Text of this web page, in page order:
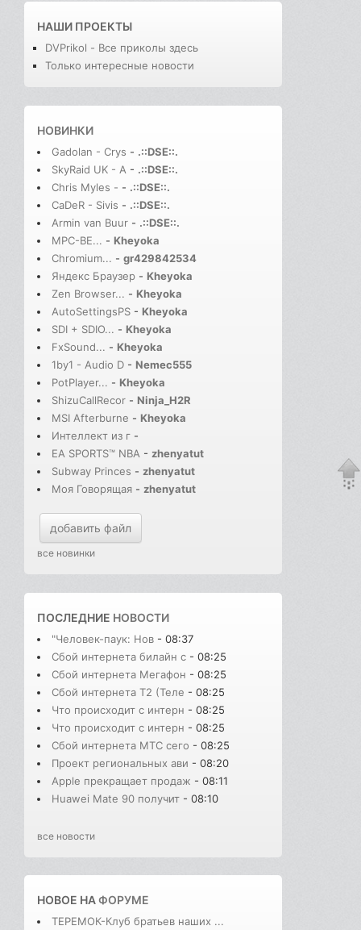
НАШИ ПРОЕКТЫ
DVPrikol - Все приколы здесь
Только интересные новости
НОВИНКИ
Gadolan - Crys - .::DSE::.
SkyRaid UK - A - .::DSE::.
Chris Myles - - .::DSE::.
CaDeR - Sivis - .::DSE::.
Armin van Buur - .::DSE::.
MPC-BE... - Kheyoka
Chromium... - gr429842534
Яндекс Браузер - Kheyoka
Zen Browser... - Kheyoka
AutoSettingsPS - Kheyoka
SDI + SDIO... - Kheyoka
FxSound... - Kheyoka
1by1 - Audio D - Nemec555
PotPlayer... - Kheyoka
ShizuCallRecor - Ninja_H2R
MSI Afterburne - Kheyoka
Интеллект из г -
EA SPORTS™ NBA - zhenyatut
Subway Princes - zhenyatut
Моя Говорящая - zhenyatut
добавить файл
все новинки
ПОСЛЕДНИЕ НОВОСТИ
"Человек-паук: Нов - 08:37
Сбой интернета билайн с - 08:25
Сбой интернета Мегафон - 08:25
Сбой интернета T2 (Теле - 08:25
Что происходит с интерн - 08:25
Что происходит с интерн - 08:25
Сбой интернета МТС сего - 08:25
Проект региональных ави - 08:20
Apple прекращает продаж - 08:11
Huawei Mate 90 получит - 08:10
все новости
НОВОЕ НАФОРУМЕ
ТЕРЕМОК-Клуб братьев наших ...